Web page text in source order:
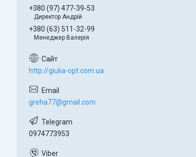
+380 (97) 477-39-53
Директор Андрій
+380 (63) 511-32-99
Менеджер Валерія
http://giulia-opt.com.ua
greha77@gmail.com
0974773953